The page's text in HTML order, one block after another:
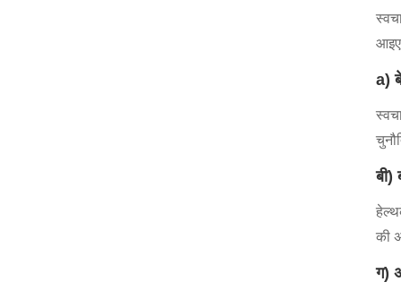
आइए
a)
बी)
की
ग)